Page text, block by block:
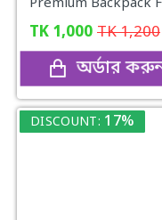
TK 1,000 TK1,200
অর্ডার করুন
DISCOUNT: 17%